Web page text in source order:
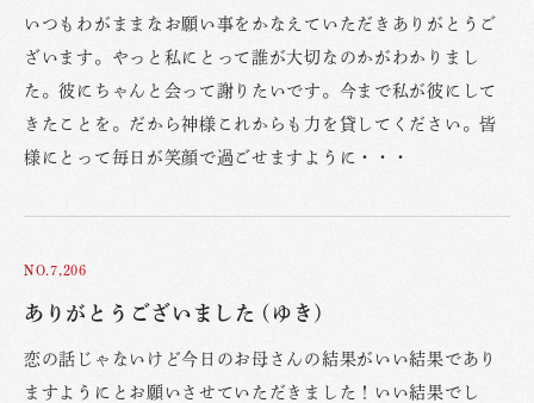
いつもわがままなお願い事をかなえていただきありがとうご
ざいます。やっと私にとって誰が大切なのかがわかりまし
た。彼にちゃんと会って謝りたいです。今まで私が彼にして
きたことを。だから神様これからも力を貸してください。皆
様にとって毎日が笑顔で過ごせますように・・・
NO.7,206
ありがとうございました (ゆき)
恋の話じゃないけど今日のお母さんの結果がいい結果であり
ますようにとお願いさせていただきました！いい結果でし